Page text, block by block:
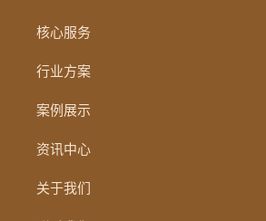
核心服务
行业方案
案例展示
资讯中心
关于我们